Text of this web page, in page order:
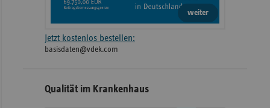
weiter
Jetzt kostenlos bestellen:
basisdaten@vdek.com
Qualität im Krankenhaus